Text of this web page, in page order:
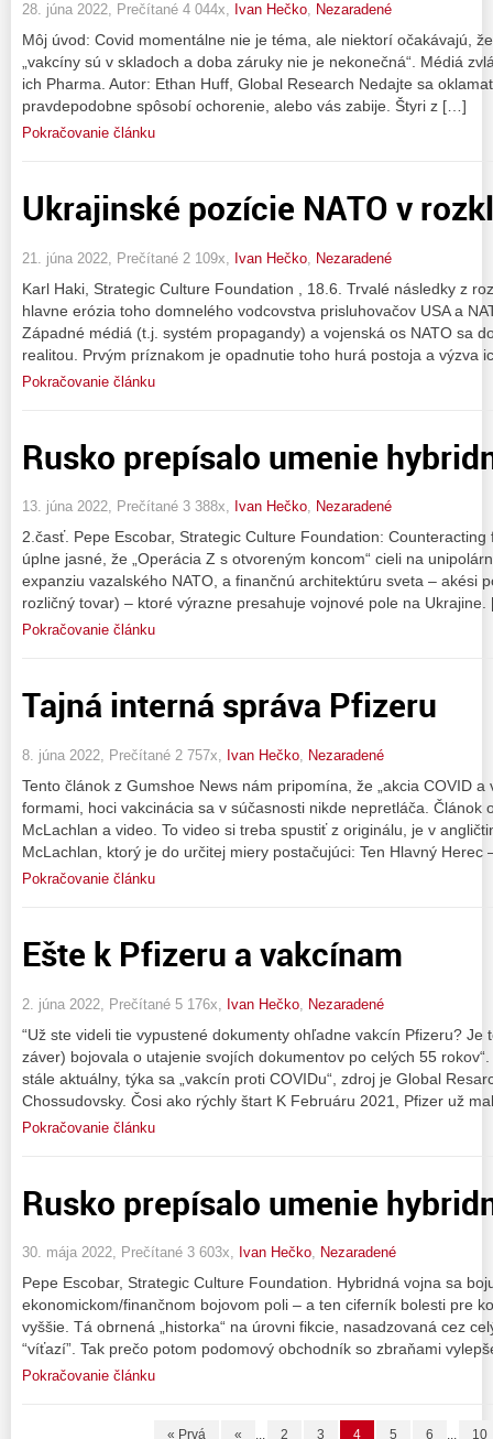
28. júna 2022, Prečítané 4 044x, Ivan Hečko, Nezaradené
Môj úvod: Covid momentálne nie je téma, ale niektorí očakávajú,
„vakcíny sú v skladoch a doba záruky nie je nekonečná“. Médiá
ich Pharma. Autor: Ethan Huff, Global Research Nedajte sa
pravdepodobne spôsobí ochorenie, alebo vás zabije. Štyri z […]
Pokračovanie článku
Ukrajinské pozície NATO v
21. júna 2022, Prečítané 2 109x, Ivan Hečko Nezaradené
Karl Haki, Strategic Culture Foundation , 18.6. Trvalé následky z
hlavne erózia toho domnelého vodcovstva prisluhovačov USA a
Západné médiá (t.j. systém propagandy) a vojenská os NATO sa
realitou. Prvým príznakom je opadnutie toho hurá postoja a výzva
Pokračovanie článku
Rusko prepísalo umenie
13. júna 2022, Prečítané 3 388x, Ivan Hečko, Nezaradené
2.časť. Pepe Escobar, Strategic Culture Foundation: Counteracting
úplne jasné, že „Operácia Z s otvoreným koncom“ cieli na
expanziu vazalského NATO, a finančnú architektúru sveta – akési
rozličný tovar) – ktoré výrazne presahuje vojnové pole na
Pokračovanie článku
Tajná interná správa Pfizeru
8. júna 2022, Prečítané 2 757x, Ivan Hečko Nezaradené
Tento článok z Gumshoe News nám pripomína, že „akcia COVID
formami, hoci vakcinácia sa v súčasnosti nikde nepretláča. Článok
McLachlan a video. To video si treba spustiť z originálu, je v
McLachlan, ktorý je do určitej miery postačujúci: Ten Hlavný
Pokračovanie článku
Ešte k Pfizeru a vakcínam
2. júna 2022, Prečítané 5 176x, Ivan Hečko Nezaradené
“Už ste videli tie vypustené dokumenty ohľadne vakcín Pfizeru? Je
záver) bojovala o utajenie svojích dokumentov po celých 55
stále aktuálny, týka sa „vakcín proti COVIDu“, zdroj je Global
Chossudovsky. Čosi ako rýchly štart K Februáru 2021, Pfizer už
Pokračovanie článku
Rusko prepísalo umenie
30. mája 2022, Prečítané 3 603x, Ivan Hečko, Nezaradené
Pepe Escobar, Strategic Culture Foundation. Hybridná vojna sa
ekonomickom/finančnom bojovom poli – a ten ciferník bolesti pre
vyššie. Tá obrnená „historka“ na úrovni fikcie, nasadzovaná cez
“víťazí”. Tak prečo potom podomový obchodník so zbraňami
Pokračovanie článku
« Prvá « ... 2 3 4 5 6 ... 10